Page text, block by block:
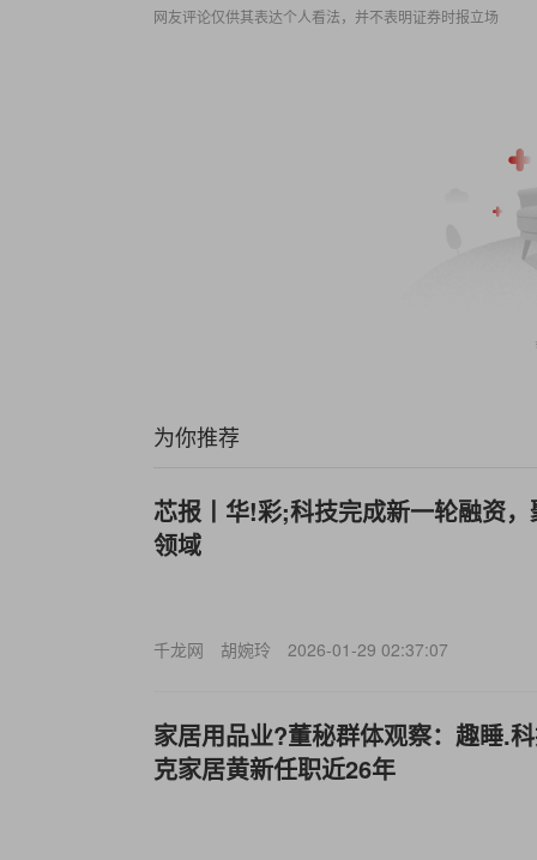
网友评论仅供其表达个人看法，并不表明证券时报立场
为你推荐
芯报丨华!彩;科技完成新一轮融资
领域
千龙网 胡婉玲 2026-01-29 02:37:07
家居用品业?董秘群体观察：趣睡.
克家居黄新任职近26年